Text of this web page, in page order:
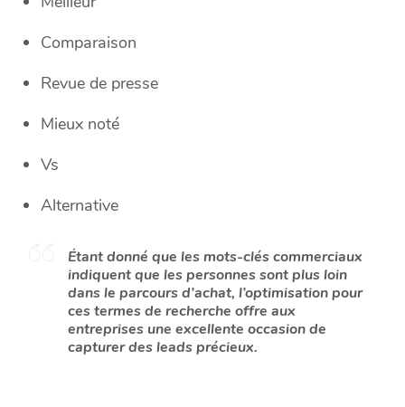
Comparaison
Revue de presse
Mieux noté
Vs
Alternative
Étant donné que les mots-clés commerciaux
indiquent que les personnes sont plus loin
dans le parcours d’achat, l’optimisation pour
ces termes de recherche offre aux
entreprises une excellente occasion de
capturer des leads précieux.